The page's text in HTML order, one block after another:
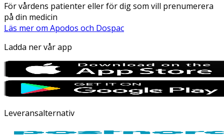
För vårdens patienter eller för dig som vill prenumerera
på din medicin
Läs mer om Apodos och Dospac
Ladda ner vår app
Leveransalternativ